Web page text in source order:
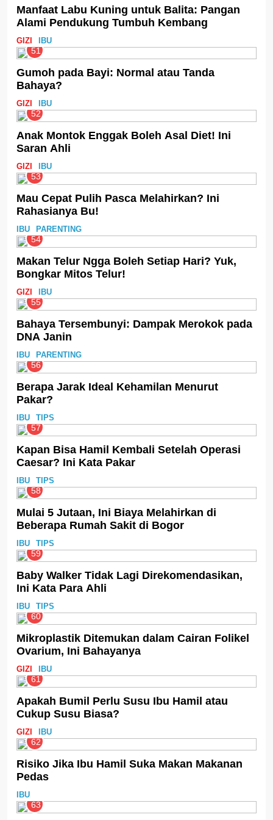
Manfaat Labu Kuning untuk Balita: Pangan
Alami Pendukung Tumbuh Kembang
GIZI IBU
51
Gumoh pada Bayi: Normal atau Tanda
Bahaya?
GIZI IBU
52
Anak Montok Enggak Boleh Asal Diet! Ini
Saran Ahli
GIZI IBU
53
Mau Cepat Pulih Pasca Melahirkan? Ini
Rahasianya Bu!
IBU PARENTING
54
Makan Telur Ngga Boleh Setiap Hari? Yuk,
Bongkar Mitos Telur!
GIZI IBU
55
Bahaya Tersembunyi: Dampak Merokok pada
DNA Janin
IBU PARENTING
56
Berapa Jarak Ideal Kehamilan Menurut
Pakar?
IBU TIPS
57
Kapan Bisa Hamil Kembali Setelah Operasi
Caesar? Ini Kata Pakar
IBU TIPS
58
Mulai 5 Jutaan, Ini Biaya Melahirkan di
Beberapa Rumah Sakit di Bogor
IBU TIPS
59
Baby Walker Tidak Lagi Direkomendasikan,
Ini Kata Para Ahli
IBU TIPS
60
Mikroplastik Ditemukan dalam Cairan Folikel
Ovarium, Ini Bahayanya
GIZI IBU
61
Apakah Bumil Perlu Susu Ibu Hamil atau
Cukup Susu Biasa?
GIZI IBU
62
Risiko Jika Ibu Hamil Suka Makan Makanan
Pedas
IBU
63